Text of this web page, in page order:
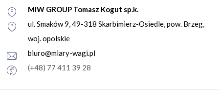
MIW GROUP Tomasz Kogut sp.k.
ul. Smaków 9, 49-318 Skarbimierz-Osiedle, pow. Brzeg,
woj. opolskie
biuro@miary-wagi.pl
(+48) 77 411 39 28